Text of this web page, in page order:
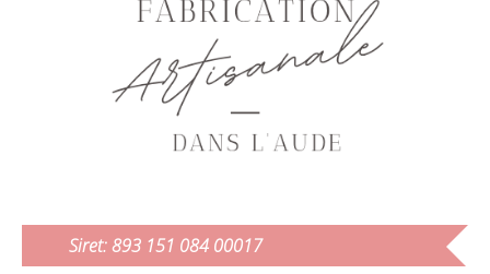
Siret: 893 151 084 00017